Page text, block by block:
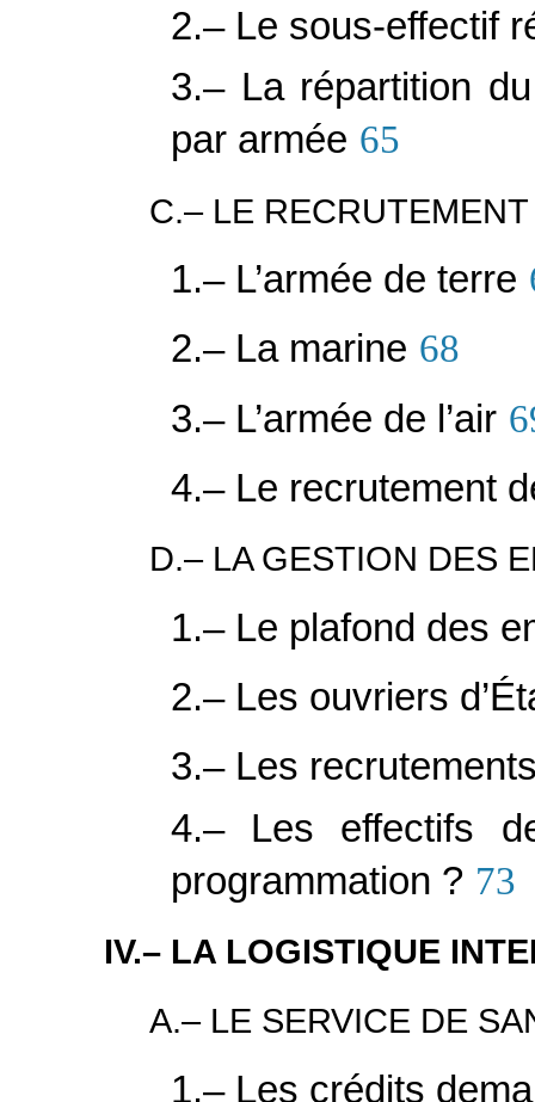
2.– Le sous-effectif
3.– La répartition du
par armée 65
C.– LE
1.– L’armée de terre
2.– La marine 68
3.– L’armée de l’air
4.– Le recrutement
D.– LA GESTION DES
1.– Le plafond des
2.– Les ouvriers
3.– Les
4.– Les effectifs
programmation ? 73
IV.– LA LOGISTIQUE
A.– LE SERVICE DE
1.– Les crédits